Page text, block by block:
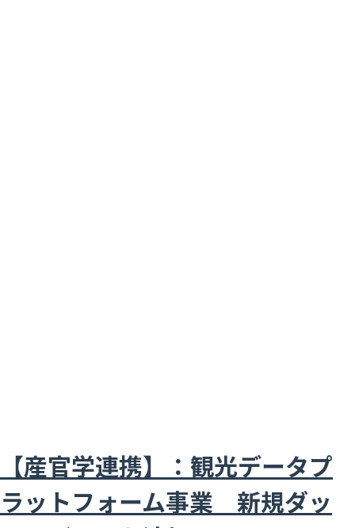
【産官学連携】：観光データプ
ラットフォーム事業 新規ダッ